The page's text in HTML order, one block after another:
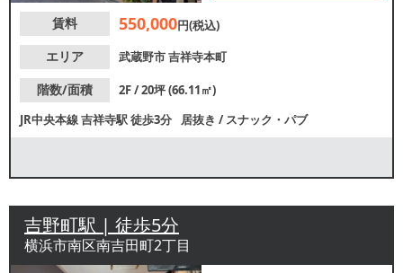
賃料 550,000円(税込)
エリア
武蔵野市吉祥寺本町
階数/面積
2F / 20坪 (66.11㎡)
JR中央本線吉祥寺駅徒歩3分 居抜き /スナック・パブ
吉野町駅 | 徒歩5分
横浜市南区南吉田町2丁目